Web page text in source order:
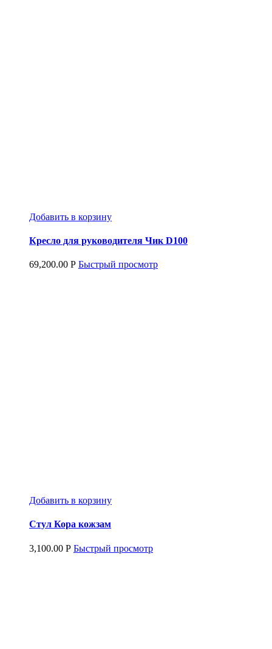
Добавить в корзину
Кресло для руководителя Чик D100
69,200.00 Р Быстрый просмотр
Добавить в корзину
Стул Кора кожзам
3,100.00 Р Быстрый просмотр